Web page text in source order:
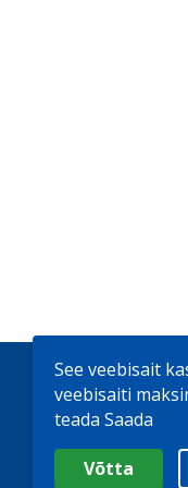
Firmast
© 2026
See veebisait
veebisaiti
teada Saada
Valige cookie
Minimaalne
Võtta